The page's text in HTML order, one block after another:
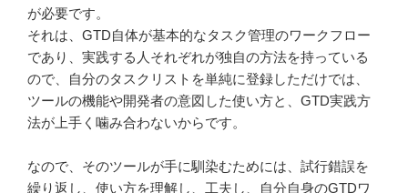
が必要です。
それは、GTD自体が基本的なタスク管理のワークフロー
であり、実践する人それぞれが独自の方法を持っている
ので、自分のタスクリストを単純に登録しただけでは、
ツールの機能や開発者の意図した使い方と、GTD実践方
法が上手く噛み合わないからです。
なので、そのツールが手に馴染むためには、試行錯誤を
繰り返し、使い方を理解し、工夫し、自分自身のGTDワ